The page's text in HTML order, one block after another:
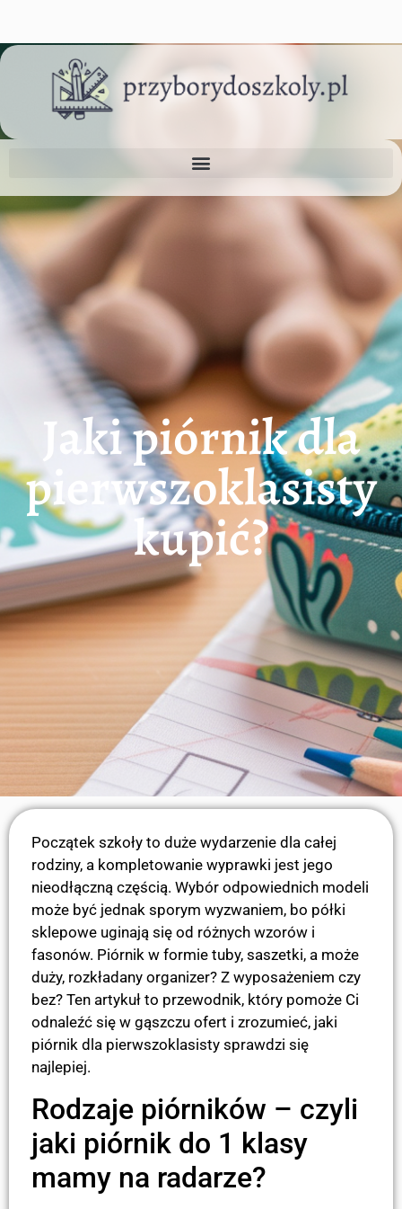
Jaki piórnik dla
pierwszoklasisty
kupić?
Początek szkoły to duże wydarzenie dla całej
rodziny, a kompletowanie wyprawki jest jego
nieodłączną częścią. Wybór odpowiednich modeli
może być jednak sporym wyzwaniem, bo półki
sklepowe uginają się od różnych wzorów i
fasonów. Piórnik w formie tuby, saszetki, a może
duży, rozkładany organizer? Z wyposażeniem czy
bez? Ten artykuł to przewodnik, który pomoże Ci
odnaleźć się w gąszczu ofert i zrozumieć, jaki
piórnik dla pierwszoklasisty sprawdzi się
najlepiej.
Rodzaje piórników – czyli
jaki piórnik do 1 klasy
mamy na radarze?